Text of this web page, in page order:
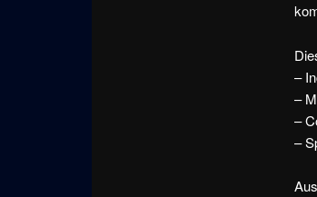
–
–
–
–